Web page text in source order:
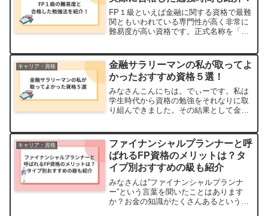
FP１級といえば金融に関する資格で最難
関ともいわれている専門性が高く非常に
難易度が高い資格です。正式名称を「フ
情研究会」と「日本FP協会」のそれぞれ
で取得することが可能...
キャリア・資格
金融サラリーマンの私が取ってよ
かったおすすめ資格５選！
みなさんこんにちは。でぃーです。私は
学生時代から資格の勉強をそれなりに取
り組んできました。その結果として金融
知識を得ることはもちろんのこと、他者
からの評価を与えてくれ...
キャリア・資格
ファイナンシャルプランナーと呼
ばれるFP資格のメリットは？タ
イプ別おすすめの級も紹介
みなさんは”ファイナンシャルプランナ
ー”という言葉を聞いたことはあります
か？お金の知識がたくさんあるというイ